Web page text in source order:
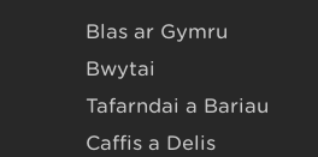
Blas ar Gymru
Bwytai
Tafarndai a Bariau
Caffis a Delis